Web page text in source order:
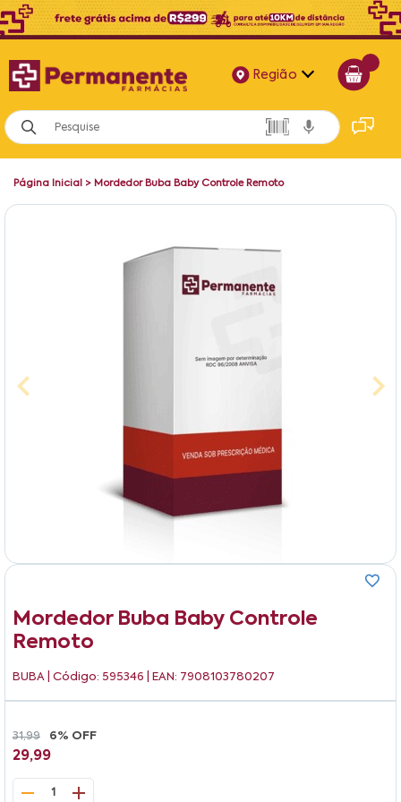
Região
Alagoas
Bahia
Página Inicial > Mordedor Buba Baby Controle Remoto
Mordedor Buba Baby Controle
Remoto
BUBA | Código: 595346 | EAN: 7908103780207
31,99 6% OFF
29,99
1